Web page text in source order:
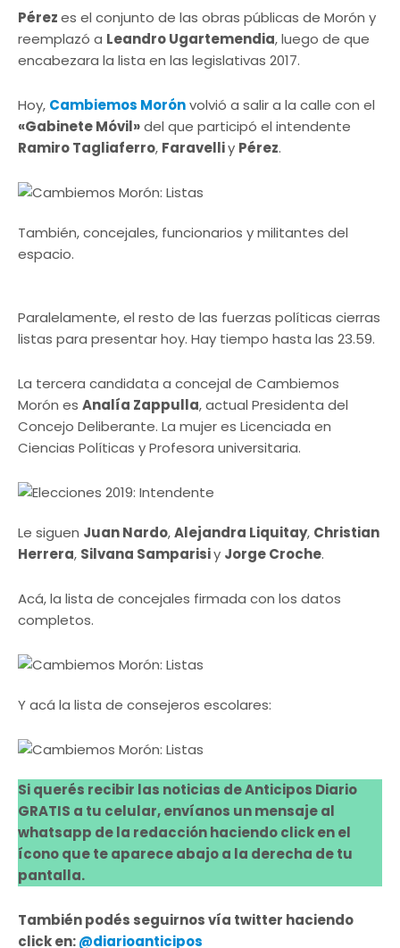
Pérezes el conjunto de las obras públicas de Morón y
reemplazó a Leandro Ugartemendia, luego de que
encabezara la lista en las legislativas 2017.
Hoy, Cambiemos Morónvolvió a salir a la calle con el
«Gabinete Móvil»del que participó el intendente
Ramiro Tagliaferro, Faravelliy Pérez.
También, concejales, funcionarios y militantes del
espacio.
Paralelamente, el resto de las fuerzas políticas cierras
listas para presentar hoy. Hay tiempo hasta las 23.59.
La tercera candidata a concejal de Cambiemos
Morón es Analía Zappulla, actual Presidenta del
Concejo Deliberante. La mujer es Licenciada en
Ciencias Políticas y Profesora universitaria.
Le siguen Juan Nardo,Alejandra Liquitay, Christian
Herrera, Silvana Samparisiy Jorge Croche.
Acá, la lista de concejales firmada con los datos
completos.
Y acá la lista de consejeros escolares:
Si querés recibir las noticias de Anticipos Diario
GRATIS a tu celular, envíanos un mensaje al
whatsapp de la redacción haciendo click en el
ícono que te aparece abajo a la derecha de tu
pantalla.
También podés seguirnos vía twitter haciendo
click en:@diarioanticipos